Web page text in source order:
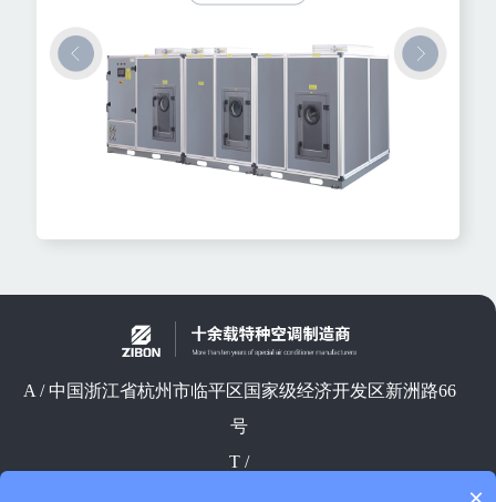
A / 中国浙江省杭州市临平区国家级经济开发区新洲路66
号
T /